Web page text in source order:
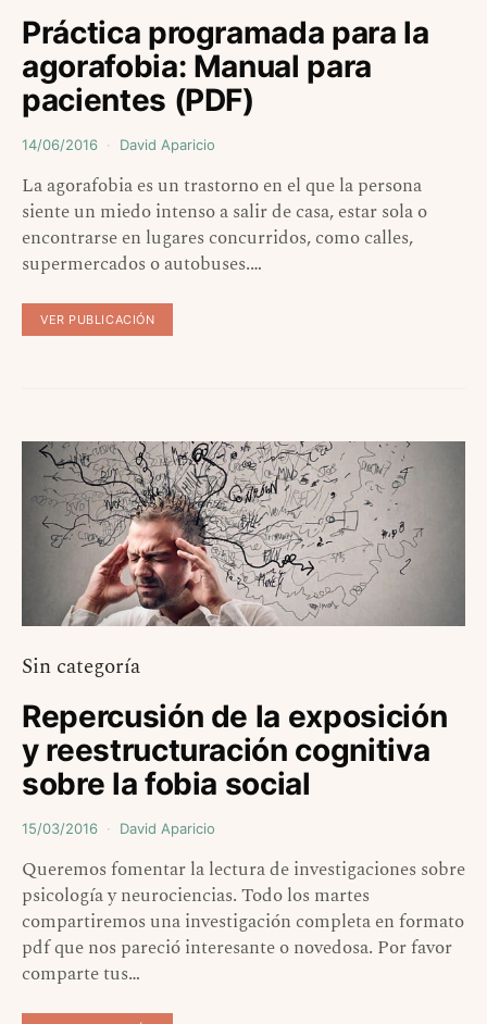
Práctica programada para la
agorafobia: Manual para
pacientes (PDF)
14/06/2016 David Aparicio
La agorafobia es un trastorno en el que la persona
siente un miedo intenso a salir de casa, estar sola o
encontrarse en lugares concurridos, como calles,
supermercados o autobuses.…
VER PUBLICACIÓN
Sin categoría
Repercusión de la exposición
y reestructuración cognitiva
sobre la fobia social
15/03/2016 David Aparicio
Queremos fomentar la lectura de investigaciones sobre
psicología y neurociencias. Todo los martes
compartiremos una investigación completa en formato
pdf que nos pareció interesante o novedosa. Por favor
comparte tus…